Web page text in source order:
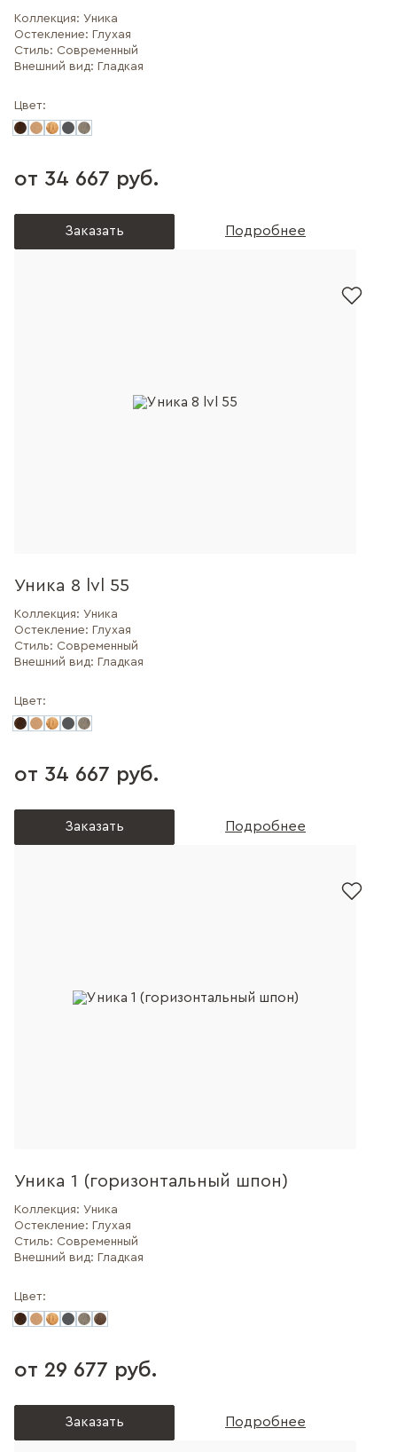
Коллекция: Уника
Остекление: Глухая
Стиль: Современный
Внешний вид: Гладкая
Цвет:
от 34 667 руб.
Заказать Подробнее
Уника 8 lvl 55
Коллекция: Уника
Остекление: Глухая
Стиль: Современный
Внешний вид: Гладкая
Цвет:
от 34 667 руб.
Заказать Подробнее
Уника 1 (горизонтальный шпон)
Коллекция: Уника
Остекление: Глухая
Стиль: Современный
Внешний вид: Гладкая
Цвет:
от 29 677 руб.
Заказать Подробнее